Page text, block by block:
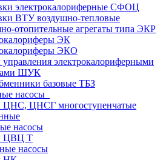
электрокалориферные СФОЦ
ВТУ воздушно-тепловые
отопительные агрегаты типа ЭКР
ЭК
ЭКО
электрокалориферными
ШУК
базовые ТБЗ
насосы
ЦНС, ЦНСГ многоступенчатые
насосы
ЦВЦ Т
насосы